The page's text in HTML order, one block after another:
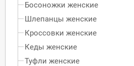
Босоножки женские
Шлепанцы женские
Кроссовки женские
Кеды женские
Туфли женские